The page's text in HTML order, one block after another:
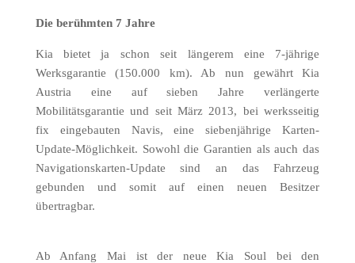
Die berühmten 7 Jahre
Kia bietet ja schon seit längerem eine 7-jährige
Werksgarantie (150.000 km). Ab nun gewährt Kia
Austria eine auf sieben Jahre verlängerte
Mobilitätsgarantie und seit März 2013, bei werksseitig
fix eingebauten Navis, eine siebenjährige Karten-
Update-Möglichkeit. Sowohl die Garantien als auch das
Navigationskarten-Update sind an das Fahrzeug
gebunden und somit auf einen neuen Besitzer
übertragbar.
Ab Anfang Mai ist der neue Kia Soul bei den